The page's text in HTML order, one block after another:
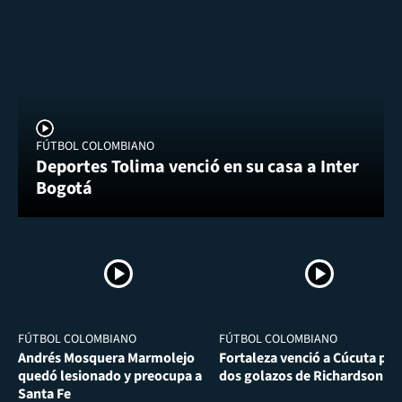
FÚTBOL COLOMBIANO
Deportes Tolima venció en su casa a Inter
Bogotá
FÚTBOL COLOMBIANO
Andrés Mosquera Marmolejo
quedó lesionado y preocupa a
Santa Fe
FÚTBOL COLOMBIANO
Fortaleza venció a Cúcuta por
dos golazos de Richardson